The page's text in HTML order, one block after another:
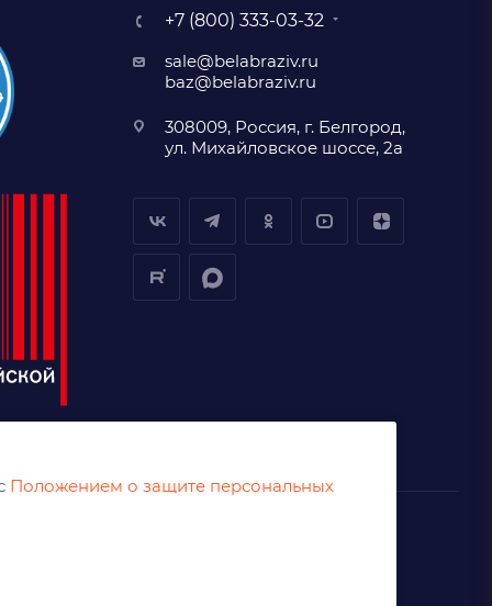
+7 (800) 333-03-32
sale@belabraziv.ru
baz@belabraziv.ru
308009, Россия, г. Белгород,
ул. Михайловское шоссе, 2а
Положением о защите персональных